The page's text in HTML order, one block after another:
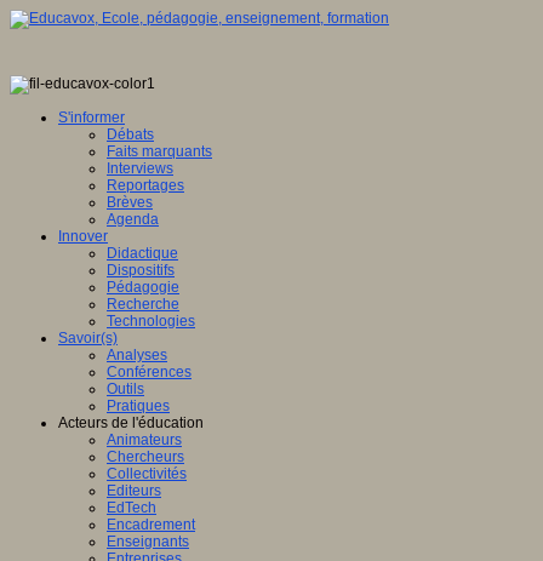
S'informer
Débats
Faits marquants
Interviews
Reportages
Brèves
Agenda
Innover
Didactique
Dispositifs
Pédagogie
Recherche
Technologies
Savoir(s)
Analyses
Conférences
Outils
Pratiques
Acteurs de l'éducation
Animateurs
Chercheurs
Collectivités
Editeurs
EdTech
Encadrement
Enseignants